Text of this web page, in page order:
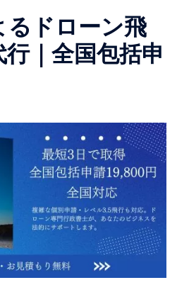
るドローン飛
｜全国包括申